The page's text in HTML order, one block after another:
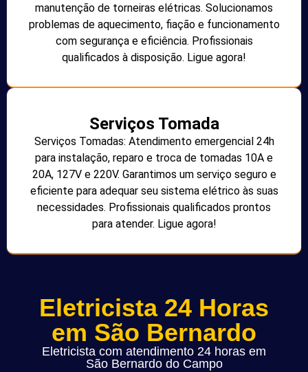
manutenção de torneiras elétricas. Solucionamos
problemas de aquecimento, fiação e funcionamento
com segurança e eficiência. Profissionais
qualificados à disposição. Ligue agora!
Serviços Tomada
Serviços Tomadas: Atendimento emergencial 24h
para instalação, reparo e troca de tomadas 10A e
20A, 127V e 220V. Garantimos um serviço seguro e
eficiente para adequar seu sistema elétrico às suas
necessidades. Profissionais qualificados prontos
para atender. Ligue agora!
Eletricista 24 Horas
em São Bernardo
Eletricista com atendimento 24 horas em
São Bernardo do Campo